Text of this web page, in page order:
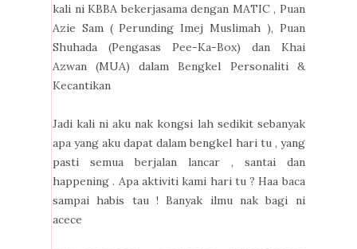
kali ni KBBA bekerjasama dengan MATIC , Puan
Azie Sam ( Perunding Imej Muslimah ), Puan
Shuhada (Pengasas Pee-Ka-Box) dan Khai
Azwan (MUA) dalam Bengkel Personaliti &
Kecantikan
Jadi kali ni aku nak kongsi lah sedikit sebanyak
apa yang aku dapat dalam bengkel hari tu , yang
pasti semua berjalan lancar , santai dan
happening . Apa aktiviti kami hari tu ? Haa baca
sampai habis tau ! Banyak ilmu nak bagi ni
acece